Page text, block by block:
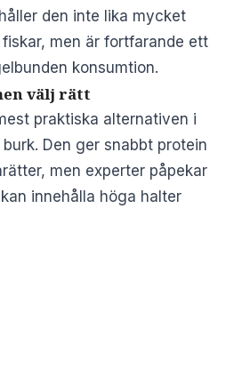
den inte lika mycket
men är fortfarande ett
konsumtion.
välj rätt
praktiska alternativen i
Den ger snabbt protein
men experter påpekar
innehålla höga halter